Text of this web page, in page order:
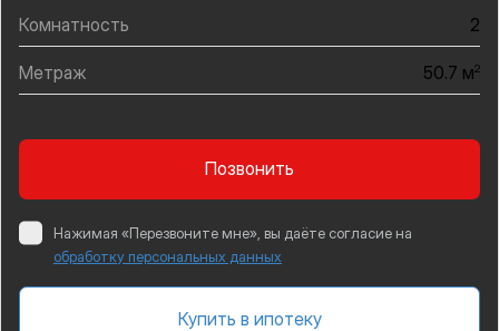
Комнатность 2
Метраж 50.7 м2
Позвонить
Нажимая «Перезвоните мне», вы даёте согласие на
обработку персональных данных
Купить в ипотеку